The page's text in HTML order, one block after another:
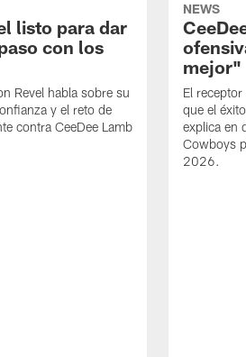
listo para dar
con los
Revel habla sobre su
y el reto de
contra CeeDee Lamb
NEWS
mejor"
El
que el
explica en
Cowboys
2026.